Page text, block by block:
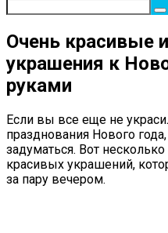
Очень красивые
украшения к
руками
Если вы все еще не
празднования Нового
задуматься. Вот
красивых украшений,
за пару вечером.